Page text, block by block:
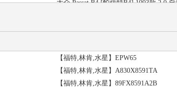
大众 Passat B4 [帕萨特B4] 1993款 2.0
大众 Beetle Cabrio [甲壳虫 敞篷] 2003
大众 Golf Variant [高尔夫 旅行车] 90hp
奥迪 S6 Avant Quattro 1994款 4.2 手动变
【福特,林肯,水星】EPW65
【福特,林肯,水星】A830X8591TA
【福特,林肯,水星】89FX8591A2B